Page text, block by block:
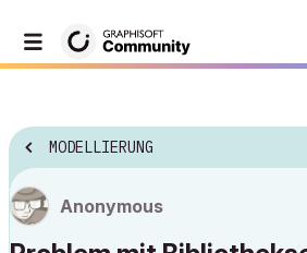
MODELLIERUNG
Anonymous